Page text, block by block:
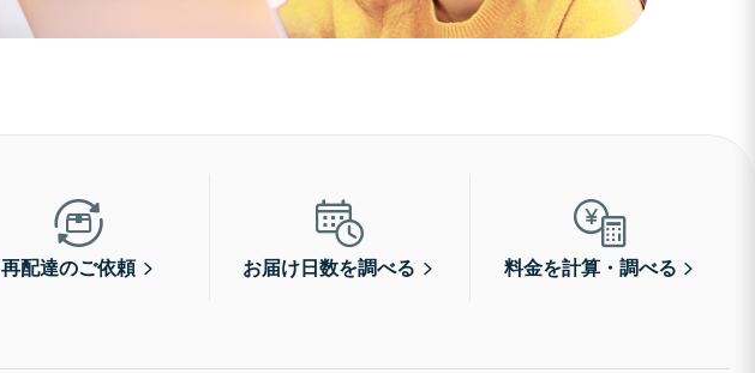
再配達のご依頼 お届け日数を調べる 料金を計算・調べる